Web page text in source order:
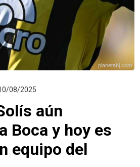
planetabj.com
08/2025
aún
Boca y hoy es
equipo del